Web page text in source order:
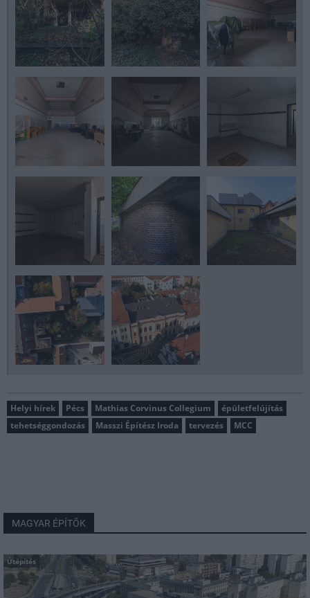
Helyi hírek Pécs Mathias Corvinus Collegium
épületfelújítás
tehetséggondozás
Masszi Építész Iroda tervezés MCC
MAGYAR ÉPÍTŐK
Útépítés